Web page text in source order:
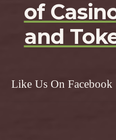
of
and
Like Us On Facebook